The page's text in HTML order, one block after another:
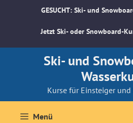
GESUCHT: Ski- und
Jetzt Ski- oder Snowboard-
Ski- und
Kurse für Einsteiger
Menü